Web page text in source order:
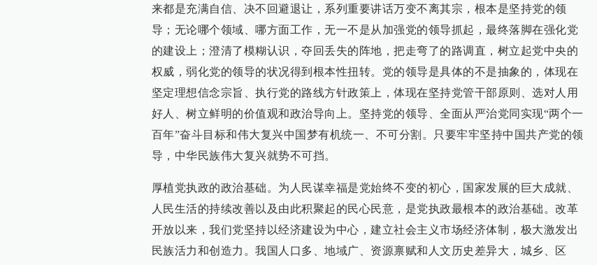
来都是充满自信、决不回避退让，系列重要讲话万变不离其宗，根本是坚持党的领
导；无论哪个领域、哪方面工作，无一不是从加强党的领导抓起，最终落脚在强化党
的建设上；澄清了模糊认识，夺回丢失的阵地，把走弯了的路调直，树立起党中央的
权威，弱化党的领导的状况得到根本性扭转。党的领导是具体的不是抽象的，体现在
坚定理想信念宗旨、执行党的路线方针政策上，体现在坚持党管干部原则、选对人用
好人、树立鲜明的价值观和政治导向上。坚持党的领导、全面从严治党同实现“两个一
百年”奋斗目标和伟大复兴中国梦有机统一、不可分割。只要牢牢坚持中国共产党的领
导，中华民族伟大复兴就势不可挡。
厚植党执政的政治基础。为人民谋幸福是党始终不变的初心，国家发展的巨大成就、
人民生活的持续改善以及由此积聚起的民心民意，是党执政最根本的政治基础。改革
开放以来，我们党坚持以经济建设为中心，建立社会主义市场经济体制，极大激发出
民族活力和创造力。我国人口多、地域广、资源禀赋和人文历史差异大，城乡、区